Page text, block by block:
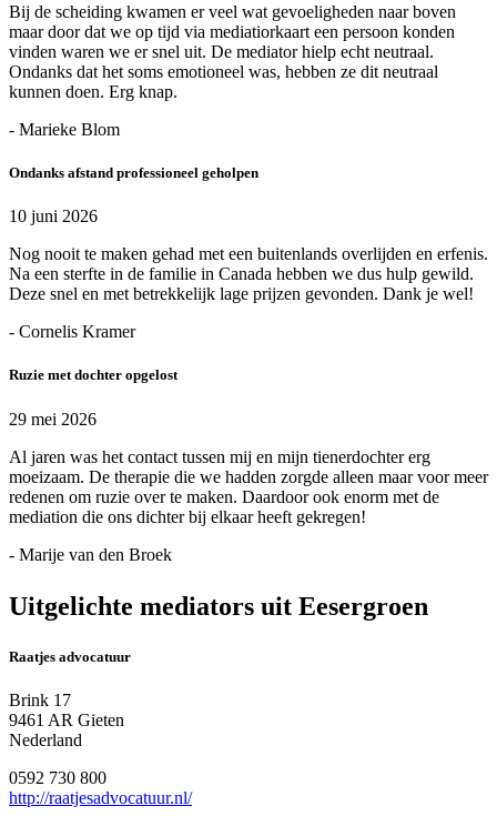
Bij de scheiding kwamen er veel wat gevoeligheden naar boven
maar door dat we op tijd via mediatiorkaart een persoon konden
vinden waren we er snel uit. De mediator hielp echt neutraal.
Ondanks dat het soms emotioneel was, hebben ze dit neutraal
kunnen doen. Erg knap.
- Marieke Blom
Ondanks afstand professioneel geholpen
10 juni 2026
Nog nooit te maken gehad met een buitenlands overlijden en erfenis.
Na een sterfte in de familie in Canada hebben we dus hulp gewild.
Deze snel en met betrekkelijk lage prijzen gevonden. Dank je wel!
- Cornelis Kramer
Ruzie met dochter opgelost
29 mei 2026
Al jaren was het contact tussen mij en mijn tienerdochter erg
moeizaam. De therapie die we hadden zorgde alleen maar voor meer
redenen om ruzie over te maken. Daardoor ook enorm met de
mediation die ons dichter bij elkaar heeft gekregen!
- Marije van den Broek
Uitgelichte mediators uit Eesergroen
Raatjes advocatuur
Brink 17
9461 AR Gieten
Nederland
0592 730 800
http://raatjesadvocatuur.nl/